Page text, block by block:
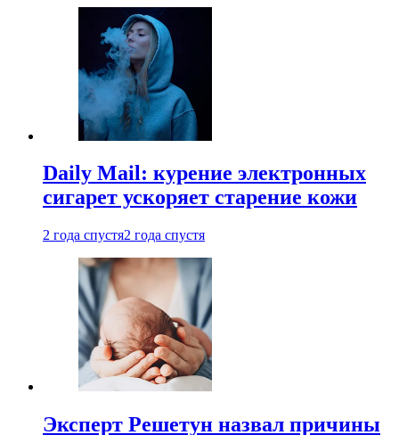
Daily Mail: курение электронных
сигарет ускоряет старение кожи
2 года спустя2 года спустя
Эксперт Решетун назвал причины